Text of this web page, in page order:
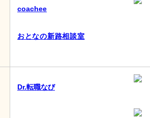
coachee
おとなの新路相談室
Dr.転職なび